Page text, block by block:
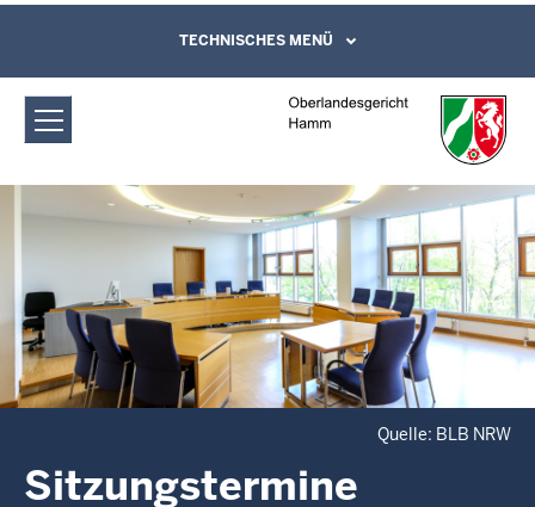
Oberlandesgericht Hamm:
Sitzungstermine
Direkt zum Inhalt
Leichte Sprache, Gebärdensprachenvideo
und Kontaktformular
TECHNISCHES MENÜ
Quelle: BLB NRW
Sitzungstermine